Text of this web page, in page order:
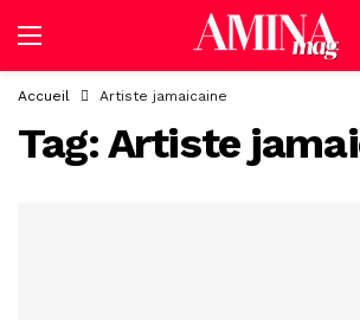
Accueil Artiste jamaicaine
Tag:Artiste